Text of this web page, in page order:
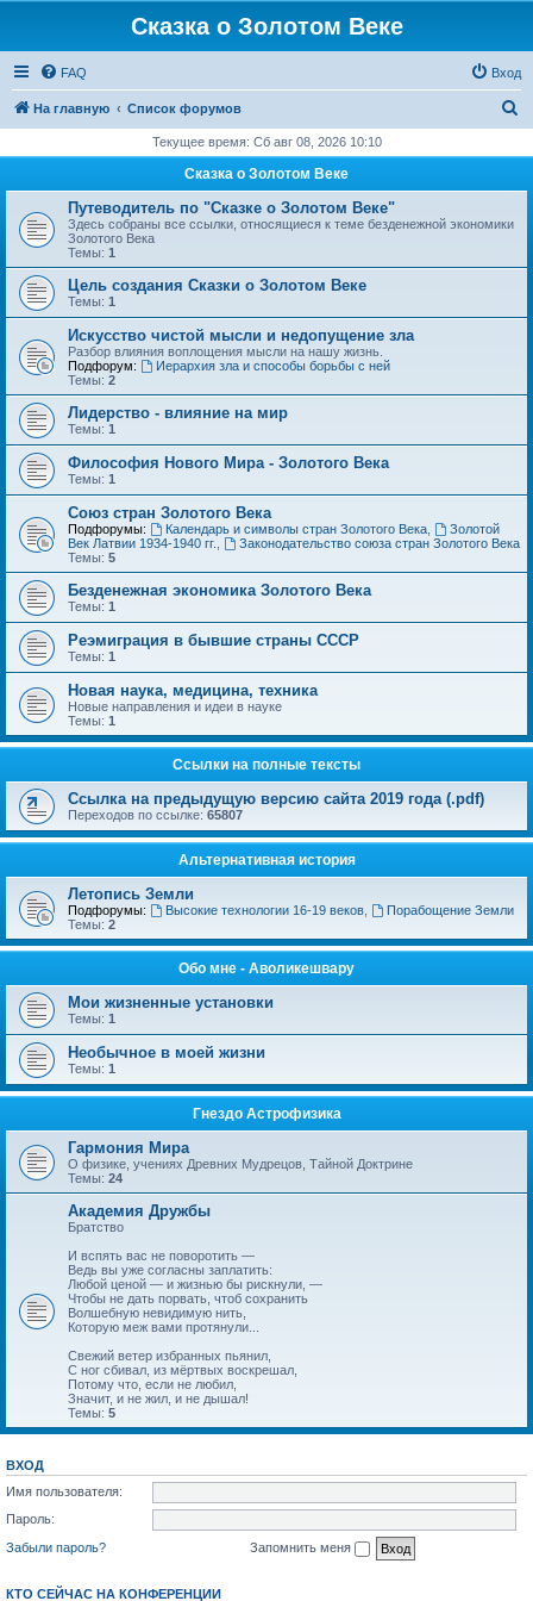
Сказка о Золотом Веке
FAQ Вход
На главную Список форумов
с
Текущее время: Сб авг 08, 2026 10:10
Сказка о Золотом Веке
Путеводитель по "Сказке о Золотом Веке"
Здесь собраны все ссылки, относящиеся к теме безденежной экономики
Золотого Века
Темы: 1
Цель создания Сказки о Золотом Веке
Темы: 1
Искусство чистой мысли и недопущение зла
Разбор влияния воплощения мысли на нашу жизнь.
Подфорум:
Иерархия зла и способы борьбы с ней
Темы: 2
Лидерство - влияние на мир
Темы: 1
Философия Нового Мира - Золотого Века
Темы: 1
Cоюз стран Золотого Века
Подфорумы: Календарь и символы стран Золотого Века,
Золотой
Век Латвии 1934-1940 гг.
Законодательство союза стран Золотого Века
Темы: 5
Безденежная экономика Золотого Века
Темы: 1
Реэмиграция в бывшие страны СССР
Темы: 1
Новая наука, медицина, техника
Новые направления и идеи в науке
Темы: 1
Ссылки на полные тексты
Ссылка на предыдущую версию сайта 2019 года (.pdf)
Переходов по ссылке: 65807
Альтернативная история
Летопись Земли
Подфорумы: Высокие технологии 16-19 веков,
Порабощение Земли
Темы: 2
Обо мне - Аволикешвару
Мои жизненные установки
Темы: 1
Необычное в моей жизни
Темы: 1
Гнездо Астрофизика
Гармония Мира
О физике, учениях Древних Мудрецов, Тайной Доктрине
Темы: 24
Академия Дружбы
Братство
И вспять вас не поворотить —
Ведь вы уже согласны заплатить:
Любой ценой — и жизнью бы рискнули, —
Чтобы не дать порвать, чтоб сохранить
Волшебную невидимую нить,
Которую меж вами протянули...
Свежий ветер избранных пьянил,
С ног сбивал, из мёртвых воскрешал,
Потому что, если не любил,
Значит, и не жил, и не дышал!
Темы: 5
ВХОД
Имя пользователя:
Пароль:
Забыли пароль?
Запомнить меня
КТО СЕЙЧАС НА КОНФЕРЕНЦИИ